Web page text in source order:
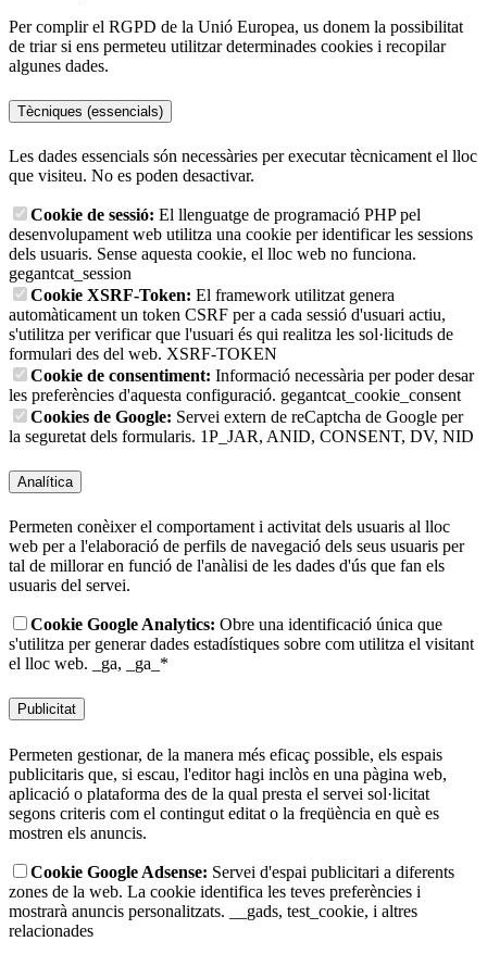
Per complir el RGPD de la Unió Europea, us donem la possibilitat
de triar si ens permeteu utilitzar determinades cookies i recopilar
algunes dades.
Tècniques (essencials)
Les dades essencials són necessàries per executar tècnicament el lloc
que visiteu. No es poden desactivar.
Cookie de sessió: El llenguatge de programació PHP pel
desenvolupament web utilitza una cookie per identificar les sessions
dels usuaris. Sense aquesta cookie, el lloc web no funciona.
gegantcat_session
Cookie XSRF-Token: El framework utilitzat genera
automàticament un token CSRF per a cada sessió d'usuari actiu,
s'utilitza per verificar que l'usuari és qui realitza les sol·licituds de
formulari des del web. XSRF-TOKEN
Cookie de consentiment: Informació necessària per poder desar
les preferències d'aquesta configuració. gegantcat_cookie_consent
Cookies de Google: Servei extern de reCaptcha de Google per
la seguretat dels formularis. 1P_JAR, ANID, CONSENT, DV, NID
Analítica
Permeten conèixer el comportament i activitat dels usuaris al lloc
web per a l'elaboració de perfils de navegació dels seus usuaris per
tal de millorar en funció de l'anàlisi de les dades d'ús que fan els
usuaris del servei.
Cookie Google Analytics: Obre una identificació única que
s'utilitza per generar dades estadístiques sobre com utilitza el visitant
el lloc web.
_ga, _ga_*
Publicitat
Permeten gestionar, de la manera més eficaç possible, els espais
publicitaris que, si escau, l'editor hagi inclòs en una pàgina web,
aplicació o plataforma des de la qual presta el servei sol·licitat
segons criteris com el contingut editat o la freqüència en què es
mostren els anuncis.
Cookie Google Adsense: Servei d'espai publicitari a diferents
zones de la web. La cookie identifica les teves preferències i
mostrarà anuncis personalitzats.
__gads, test_cookie, i altres
relacionades